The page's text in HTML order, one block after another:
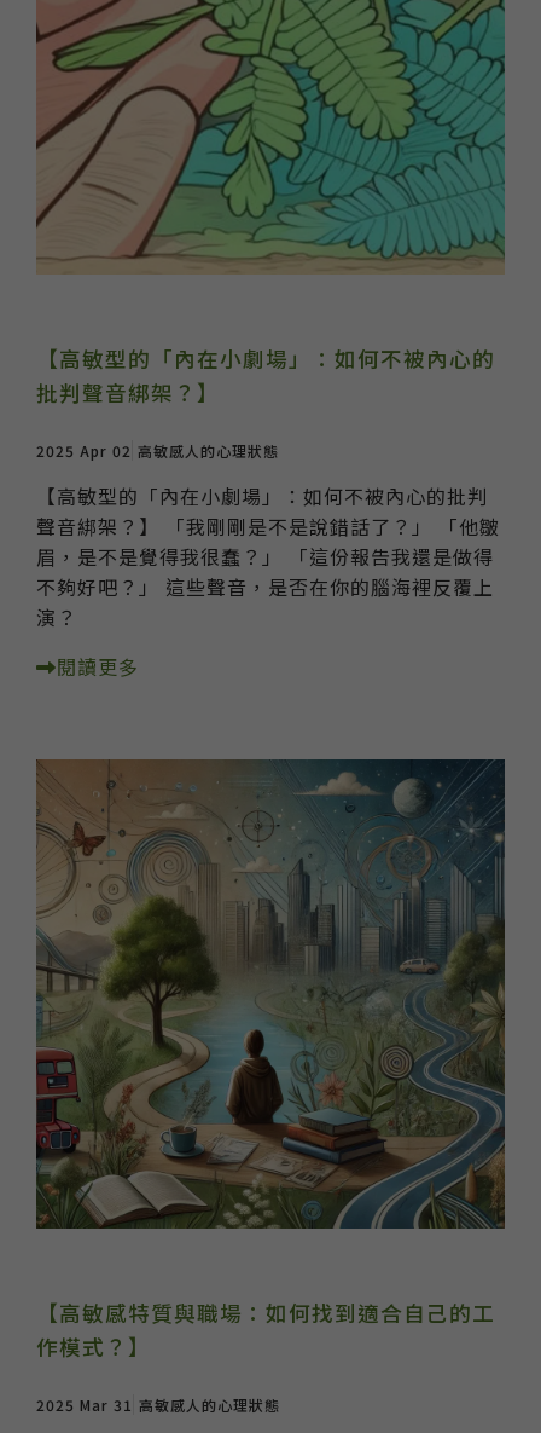
【高敏型的「內在小劇場」：如何不被內心的
批判聲音綁架？】
2025 Apr 02 高敏感人的心理狀態
【高敏型的「內在小劇場」：如何不被內心的批判
聲音綁架？】 「我剛剛是不是說錯話了？」 「他皺
眉，是不是覺得我很蠢？」 「這份報告我還是做得
不夠好吧？」 這些聲音，是否在你的腦海裡反覆上
演？
閱讀更多
【高敏感特質與職場：如何找到適合自己的工
作模式？】
2025 Mar 31 高敏感人的心理狀態